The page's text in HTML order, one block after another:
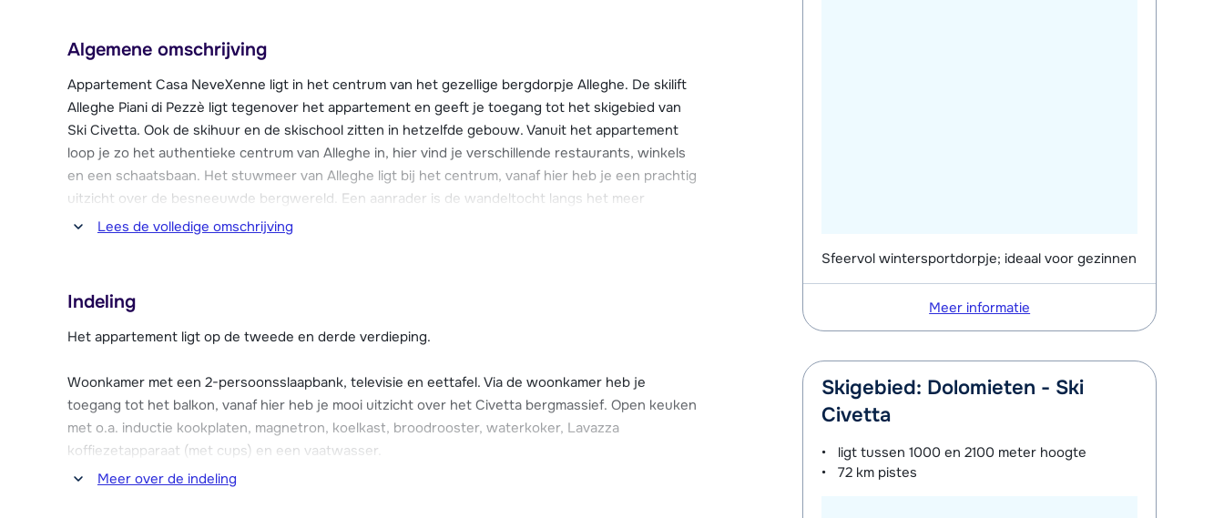
Algemene omschrijving
Appartement Casa NeveXenne ligt in het centrum van het gezellige bergdorpje Alleghe. De skilift
Alleghe Piani di Pezzè ligt tegenover het appartement en geeft je toegang tot het skigebied van
Ski Civetta. Ook de skihuur en de skischool zitten in hetzelfde gebouw. Vanuit het appartement
loop je zo het authentieke centrum van Alleghe in, hier vind je verschillende restaurants, winkels
en een schaatsbaan. Het stuwmeer van Alleghe ligt bij het centrum, vanaf hier heb je een prachtig
uitzicht over de besneeuwde bergwereld. Een aanrader is de wandeltocht langs het meer
("lungolago").
gemakkelijk het skigebied van Arabba - Marmolada ontdekken, bekend van de Sella Ronda.
het dalstation, de rivier en de bergen. Het appartement heeft een wasmachine. Je kunt je
skimateriaal gratis in de skiberging van de verhuurwinkel op de begane grond kwijt. Openbare
parkeerplaats in de buurt (tegen betaling).
Lees de volledige omschrijving
Indeling
Het appartement ligt op de tweede en derde verdieping.
Woonkamer met een 2-persoonsslaapbank, televisie en eettafel. Via de woonkamer heb je
toegang tot het balkon, vanaf hier heb je mooi uitzicht over het Civetta bergmassief. Open keuken
met o.a. inductie kookplaten, magnetron, koelkast, broodrooster, waterkoker, Lavazza
koffiezetapparaat (met cups) en een vaatwasser.
Meer over de indeling
Sfeervol wintersportdorpje; ideaal voor gezinnen
Meer informatie
Skigebied: Dolomieten - Ski
Civetta
ligt tussen1000 en 2100 meter hoogte
72 km pistes